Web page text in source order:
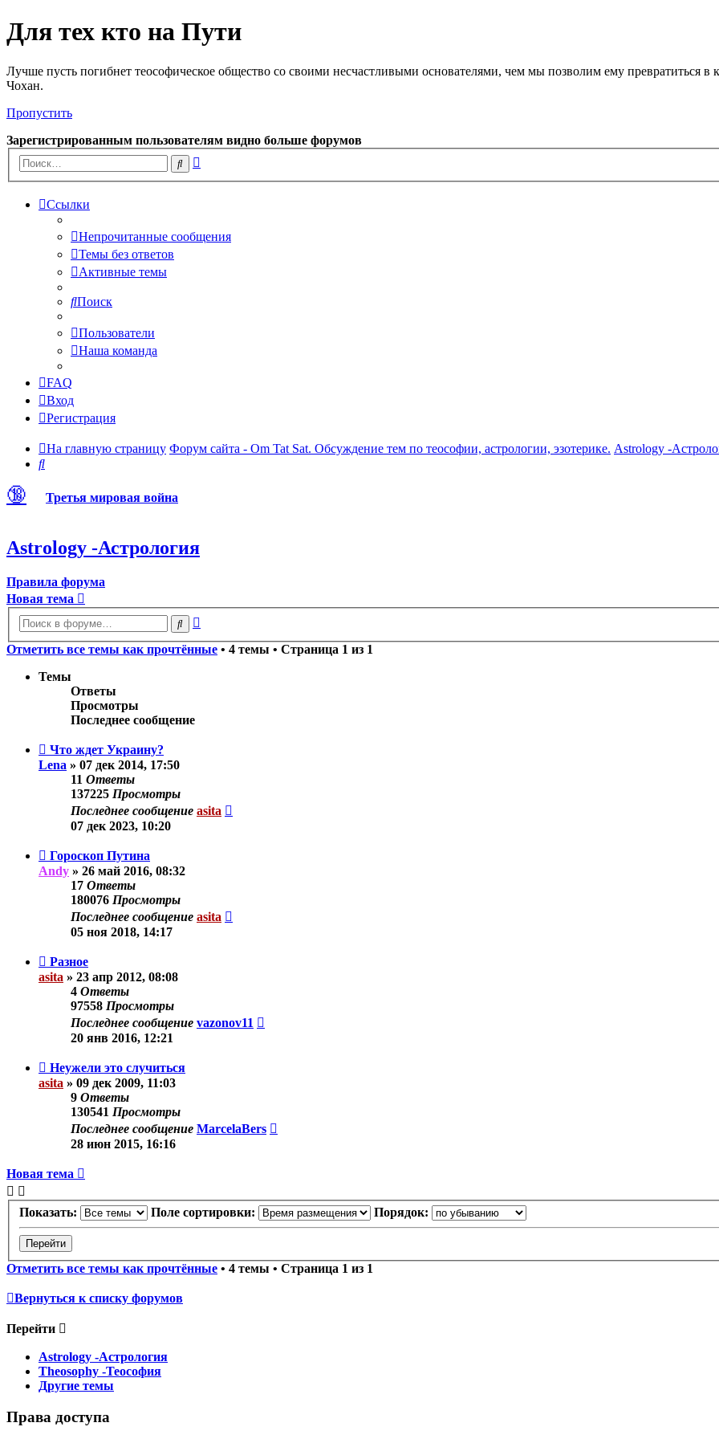
Для тех кто на Пути
Лучше пусть погибнет теософическое общество со своими несчастливыми основателями, чем мы позволим ему превратиться
Чохан.
Пропустить
Зарегистрированным пользователям видно больше форумов
Поиск
Ссылки
Непрочитанные сообщения
Темы без ответов
Активные темы
Поиск
Пользователи
Наша команда
FAQ
Вход
Регистрация
На главную страницу Форум сайта - Om Tat Sat. Обсуждение тем по теософии, астрологии, эзотерике. Astrology -
Поиск
🔞 Третья мировая война
Astrology -Астрология
Правила форума
Новая тема
Поиск
Отметить все темы как прочтённые • 4 темы • Страница 1 из 1
Темы
Ответы
Просмотры
Последнее сообщение
Что ждет Украину?
Lena » 07 дек 2014, 17:50
11 Ответы
137225 Просмотры
Последнее сообщение asita
07 дек 2023, 10:20
Гороскоп Путина
Andy » 26 май 2016, 08:32
17 Ответы
180076 Просмотры
Последнее сообщение asita
05 ноя 2018, 14:17
Разное
asita » 23 апр 2012, 08:08
4 Ответы
97558 Просмотры
Последнее сообщение vazonov11
20 янв 2016, 12:21
Неужели это случиться
asita » 09 дек 2009, 11:03
9 Ответы
130541 Просмотры
Последнее сообщение MarcelaBers
28 июн 2015, 16:16
Новая тема
Показать: Поле сортировки: Порядок:
Отметить все темы как прочтённые • 4 темы • Страница 1 из 1
Вернуться к списку форумов
Перейти
Astrology -Астрология
Theosophy -Теософия
Другие темы
Права доступа